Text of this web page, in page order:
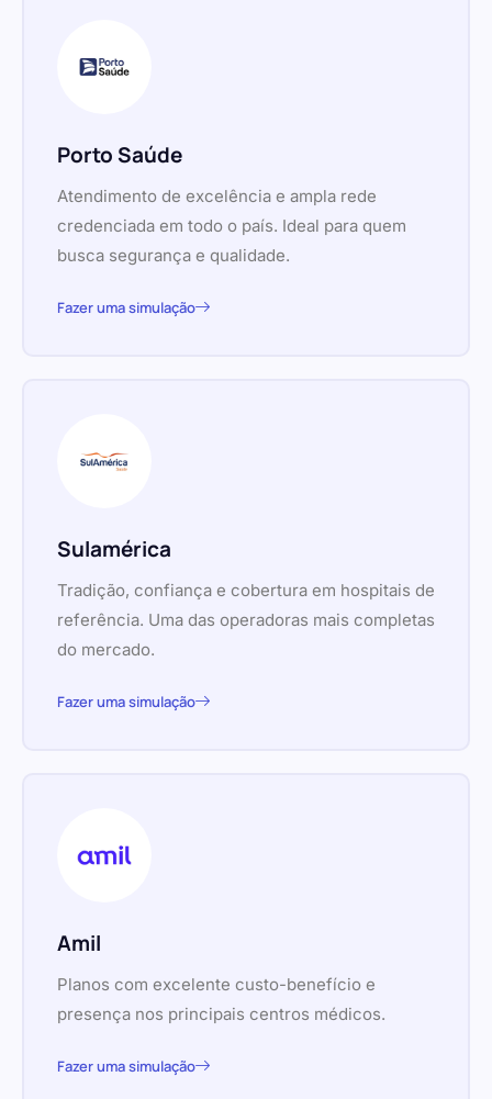
Porto Saúde
Atendimento de excelência e ampla rede
credenciada em todo o país. Ideal para quem
busca segurança e qualidade.
Fazer uma simulação
Sulamérica
Tradição, confiança e cobertura em hospitais de
referência. Uma das operadoras mais completas
do mercado.
Fazer uma simulação
Amil
Planos com excelente custo-benefício e
presença nos principais centros médicos.
Fazer uma simulação